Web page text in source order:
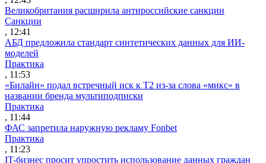
Великобритания расширила антироссийские санкции
Санкции
, 12:41
АБД предложила стандарт синтетических данных для ИИ-
моделей
Практика
, 11:53
«Билайн» подал встречный иск к Т2 из-за слова «микс» в
названии бренда мультиподписки
Практика
, 11:44
ФАС запретила наружную рекламу Fonbet
Практика
, 11:23
IT-бизнес просит упростить использование данных граждан